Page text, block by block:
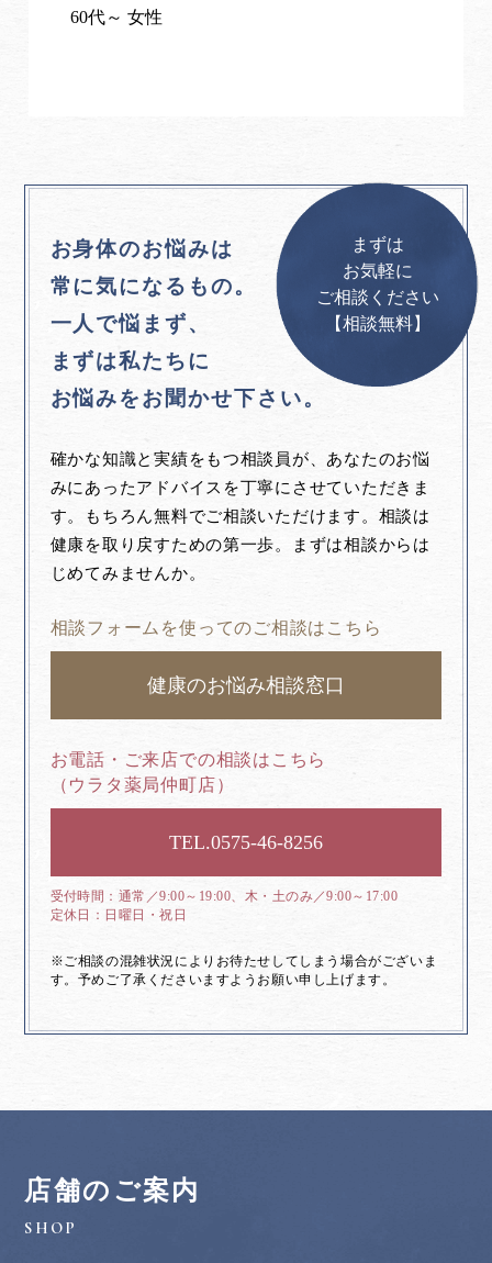
60代～ 女性
お身体のお悩みは
常に気になるもの。
一人で悩まず、
まずは私たちに
お悩みをお聞かせ下さい。
確かな知識と実績をもつ相談員が、あなたのお悩
みにあったアドバイスを丁寧にさせていただきま
す。もちろん無料でご相談いただけます。相談は
健康を取り戻すための第一歩。まずは相談からは
じめてみませんか。
相談フォームを使ってのご相談はこちら
健康のお悩み相談窓口
お電話・ご来店での相談はこちら
（ウラタ薬局仲町店）
0575-46-8256
通常／9:00～19:00、木・土のみ／9:00～17:00
日曜日・祝日
※ご相談の混雑状況によりお待たせしてしまう場合がございま
す。予めご了承くださいますようお願い申し上げます。
まずは
お気軽に
ご相談ください
【相談無料】
店舗のご案内